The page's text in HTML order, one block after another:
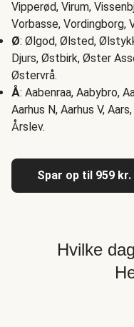
Vipperød, Virum,
Vorbasse, Vordingborg,
Ø: Ølgod, Ølsted,
Djurs, Østbirk, Øster
Østervrå.
Å: Aabenraa, Aabybro,
Aarhus N, Aarhus V,
Årslev.
Spar op til 959
Hvilke